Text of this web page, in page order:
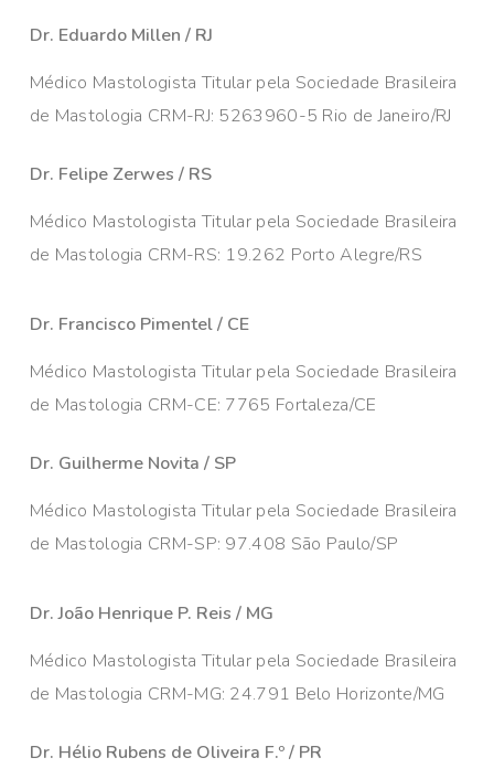
Dr. Eduardo Millen / RJ
Médico Mastologista Titular pela Sociedade Brasileira
de Mastologia CRM-RJ: 5263960-5 Rio de Janeiro/RJ
Dr. Felipe Zerwes / RS
Médico Mastologista Titular pela Sociedade Brasileira
de Mastologia CRM-RS: 19.262 Porto Alegre/RS
Dr. Francisco Pimentel / CE
Médico Mastologista Titular pela Sociedade Brasileira
de Mastologia CRM-CE: 7765 Fortaleza/CE
Dr. Guilherme Novita / SP
Médico Mastologista Titular pela Sociedade Brasileira
de Mastologia CRM-SP: 97.408 São Paulo/SP
Dr. João Henrique P. Reis / MG
Médico Mastologista Titular pela Sociedade Brasileira
de Mastologia CRM-MG: 24.791 Belo Horizonte/MG
Dr. Hélio Rubens de Oliveira F.º / PR